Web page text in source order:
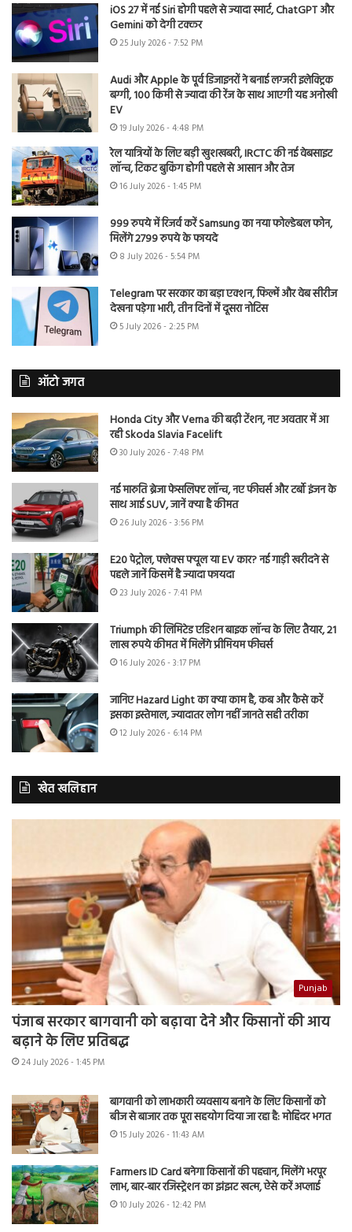
iOS 27 में नई Siri होगी पहले से ज्यादा स्मार्ट, ChatGPT और
Gemini को देगी टक्कर
25 July 2026 - 7:52 PM
Audi और Apple के पूर्व डिजाइनरों ने बनाई लग्जरी इलेक्ट्रिक
बग्गी, 100 किमी से ज्यादा की रेंज के साथ आएगी यह अनोखी
EV
19 July 2026 - 4:48 PM
रेल यात्रियों के लिए बड़ी खुशखबरी, IRCTC की नई वेबसाइट
लॉन्च, टिकट बुकिंग होगी पहले से आसान और तेज
16 July 2026 - 1:45 PM
999 रुपये में रिजर्व करें Samsung का नया फोल्डेबल फोन,
मिलेंगे 2799 रुपये के फायदे
8 July 2026 - 5:54 PM
Telegram पर सरकार का बड़ा एक्शन, फिल्में और वेब सीरीज
देखना पड़ेगा भारी, तीन दिनों में दूसरा नोटिस
5 July 2026 - 2:25 PM
ऑटो जगत
Honda City और Verna की बढ़ी टेंशन, नए अवतार में आ
रही Skoda Slavia Facelift
30 July 2026 - 7:48 PM
नई मारुति ब्रेजा फेसलिफ्ट लॉन्च, नए फीचर्स और टर्बो इंजन के
साथ आई SUV, जानें क्या है कीमत
26 July 2026 - 3:56 PM
E20 पेट्रोल, फ्लेक्स फ्यूल या EV कार? नई गाड़ी खरीदने से
पहले जानें किसमें है ज्यादा फायदा
23 July 2026 - 7:41 PM
Triumph की लिमिटेड एडिशन बाइक लॉन्च के लिए तैयार, 21
लाख रुपये कीमत में मिलेंगे प्रीमियम फीचर्स
16 July 2026 - 3:17 PM
जानिए Hazard Light का क्या काम है, कब और कैसे करें
इसका इस्तेमाल, ज्यादातर लोग नहीं जानते सही तरीका
12 July 2026 - 6:14 PM
खेत खलिहान
Punjab
पंजाब सरकार बागवानी को बढ़ावा देने और किसानों की आय
बढ़ाने के लिए प्रतिबद्ध
24 July 2026 - 1:45 PM
बागवानी को लाभकारी व्यवसाय बनाने के लिए किसानों को
बीज से बाजार तक पूरा सहयोग दिया जा रहा है: मोहिंदर भगत
15 July 2026 - 11:43 AM
Farmers ID Card बनेगा किसानों की पहचान, मिलेंगे भरपूर
लाभ, बार-बार रजिस्ट्रेशन का झंझट खत्म, ऐसे करें अप्लाई
10 July 2026 - 12:42 PM